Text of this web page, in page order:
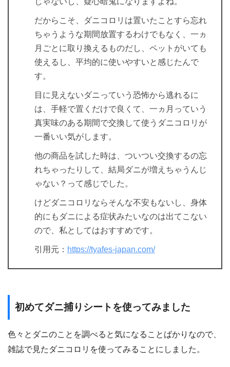
だからこそ、ダニコロリは置いたことすら忘れ
ちゃうような期間放置するわけでもなく、一ヵ
月ごとに取り換えるものだし、ペットがいても
使えるし、平均的に使いやすいと感じたんで
す。
目に見えないダニっていう恐怖から逃れるに
は、手軽で置くだけで良くて、一ヵ月っていう
真実味のある期間で交換して使うダニコロリが
一番いい気がします。
他の商品を試した時は、ついつい交換するの忘
れちゃったりして、結局ダニが増えちゃうんじ
ゃない？って感じでした。
けどダニコロリならそんな不安もないし、身体
的にもダニによる症状みたいなのは出てこない
ので、私としてはおすすめです。
引用元： https://tyafes-japan.com/
初めてダニ捕りシートを使ってみました
色々とダニのことを調べると気になることばかりなので、
雑誌で見たダニコロリを使ってみることにしました。